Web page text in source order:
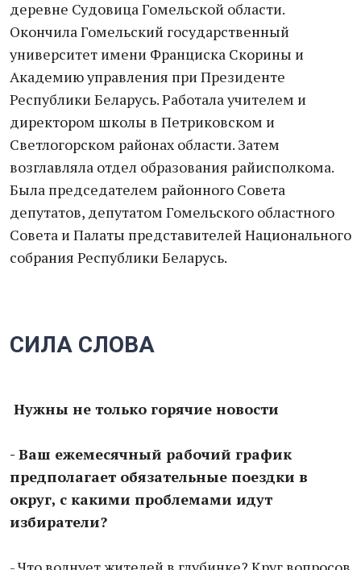
деревне Судовица Гомельской области.
Окончила Гомельский государственный
университет имени Франциска Скорины и
Академию управления при Президенте
Республики Беларусь. Работала учителем и
директором школы в Петриковском и
Светлогорском районах области. Затем
возглавляла отдел образования райисполкома.
Была председателем районного Совета
депутатов, депутатом Гомельского областного
Совета и Палаты представителей Национального
собрания Республики Беларусь.
СИЛА СЛОВА
Нужны не только горячие новости
- Ваш ежемесячный рабочий график
предполагает обязательные поездки в
округ, с какими проблемами идут
избиратели?